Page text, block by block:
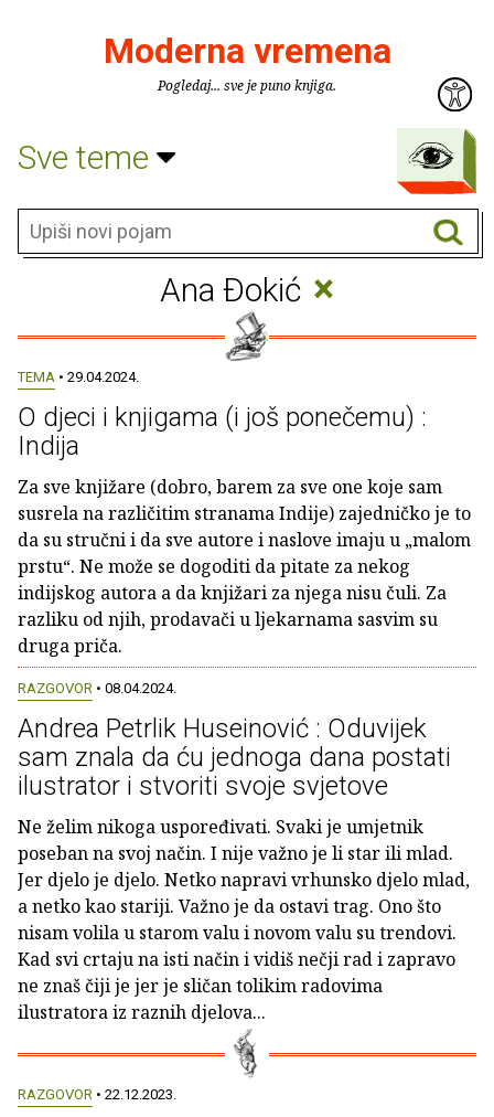
Moderna vremena
Pogledaj... sve je puno knjiga.
Sve teme
Ana Ðokić ×
TEMA • 29.04.2024.
O djeci i knjigama (i još ponečemu) :
Indija
Za sve knjižare (dobro, barem za sve one koje sam
susrela na različitim stranama Indije) zajedničko je to
da su stručni i da sve autore i naslove imaju u „malom
prstu“. Ne može se dogoditi da pitate za nekog
indijskog autora a da knjižari za njega nisu čuli. Za
razliku od njih, prodavači u ljekarnama sasvim su
druga priča.
RAZGOVOR • 08.04.2024.
Andrea Petrlik Huseinović : Oduvijek
sam znala da ću jednoga dana postati
ilustrator i stvoriti svoje svjetove
Ne želim nikoga uspoređivati. Svaki je umjetnik
poseban na svoj način. I nije važno je li star ili mlad.
Jer djelo je djelo. Netko napravi vrhunsko djelo mlad,
a netko kao stariji. Važno je da ostavi trag. Ono što
nisam volila u starom valu i novom valu su trendovi.
Kad svi crtaju na isti način i vidiš nečji rad i zapravo
ne znaš čiji je jer je sličan tolikim radovima
ilustratora iz raznih djelova...
RAZGOVOR • 22.12.2023.